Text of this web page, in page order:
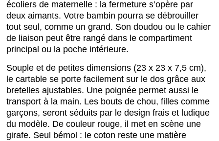
écoliers de maternelle : la fermeture s’opère par
deux aimants. Votre bambin pourra se débrouiller
tout seul, comme un grand. Son doudou ou le cahier
de liaison peut être rangé dans le compartiment
principal ou la poche intérieure.
Souple et de petites dimensions (23 x 23 x 7,5 cm),
le cartable se porte facilement sur le dos grâce aux
bretelles ajustables. Une poignée permet aussi le
transport à la main. Les bouts de chou, filles comme
garçons, seront séduits par le design frais et ludique
du modèle. De couleur rouge, il met en scène une
girafe. Seul bémol : le coton reste une matière